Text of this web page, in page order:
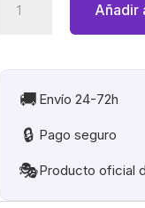
GADITANISSIMA
PITO
LLAVERO
cantidad
Añadir
🚚 Envío 24-72h
🔒 Pago seguro
🎭Producto oficial